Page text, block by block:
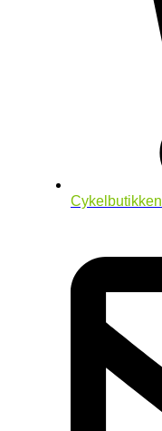
Cykelbutikken